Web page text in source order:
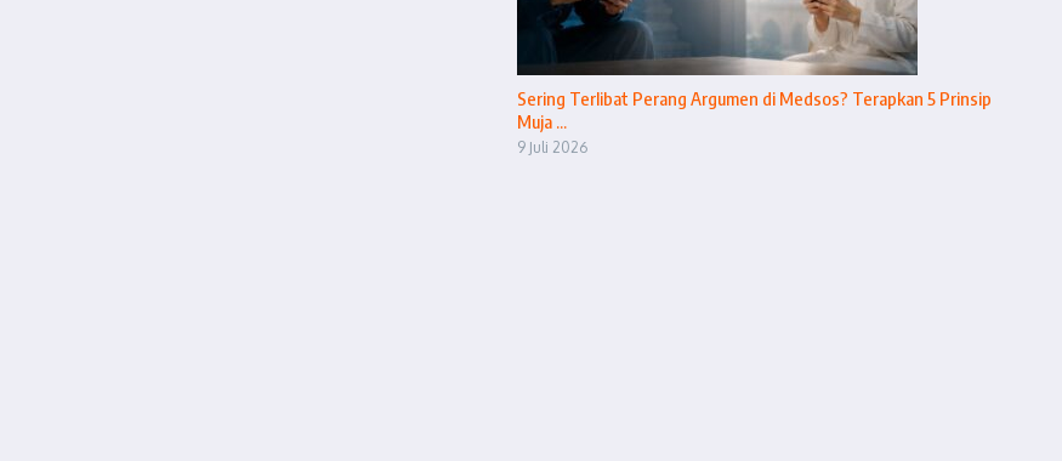
Sering Terlibat Perang Argumen di Medsos? Terapkan 5 Prinsip
Muja ...
9 Juli 2026